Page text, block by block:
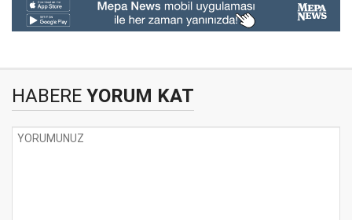
HABERE YORUM KAT